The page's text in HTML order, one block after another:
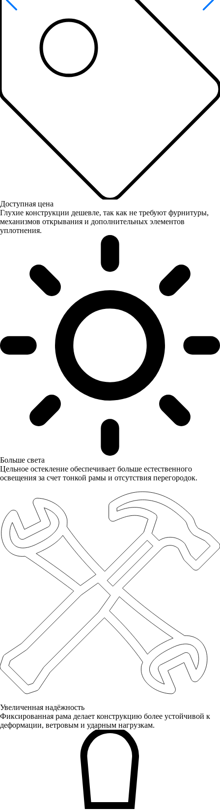
Доступная цена
Глухие конструкции дешевле, так как не требуют фурнитуры,
механизмов открывания и дополнительных элементов
уплотнения.
Больше света
Цельное остекление обеспечивает больше естественного
освещения за счет тонкой рамы и отсутствия перегородок.
Увеличенная надёжность
Фиксированная рама делает конструкцию более устойчивой к
деформации, ветровым и ударным нагрузкам.